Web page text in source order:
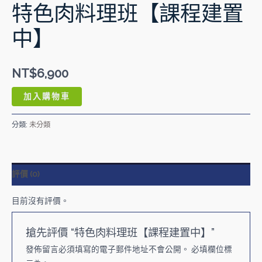
特色肉料理班【課程建置
中】
NT$6,900
加入購物車
分類: 未分類
評價 (0)
目前沒有評價。
搶先評價 “特色肉料理班【課程建置中】”
發佈留言必須填寫的電子郵件地址不會公開。 必填欄位標